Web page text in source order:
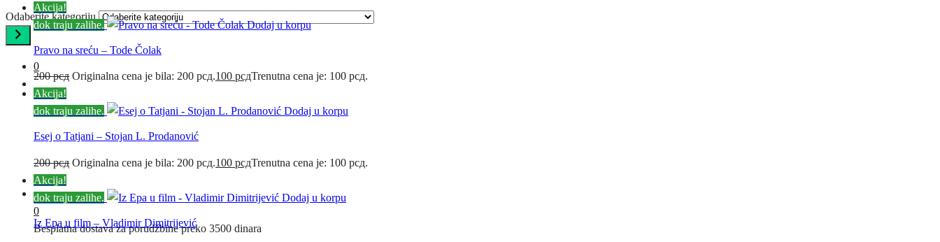
Odaberite kategoriju
0
0
Besplatna dostava za porudžbine preko 3500 dinara
Akcija!
dok traju zalihe.
Dodaj u korpu
Pravo na sreću – Tode Čolak
200рсд Originalna cena je bila: 200 рсд.100 рсдTrenutna cena je: 100 рсд.
Akcija!
dok traju zalihe.
Dodaj u korpu
Esej o Tatjani – Stojan L. Prodanović
200рсд Originalna cena je bila: 200 рсд.100 рсдTrenutna cena je: 100 рсд.
Akcija!
dok traju zalihe.
Dodaj u korpu
Iz Epa u film – Vladimir Dimitrijević